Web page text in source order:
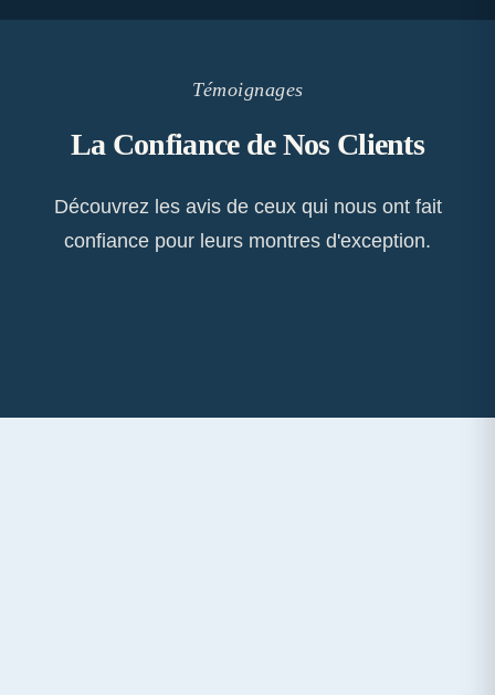
Témoignages
La Confiance de Nos Clients
Découvrez les avis de ceux qui nous ont fait
confiance pour leurs montres d'exception.